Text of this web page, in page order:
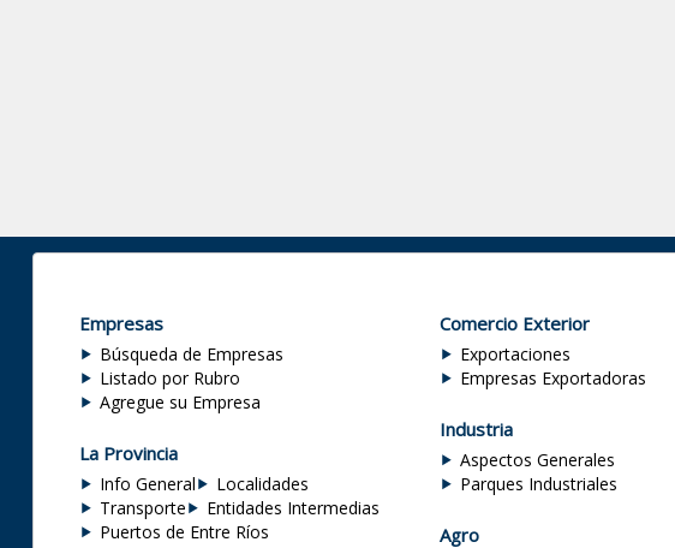
Empresas
Búsqueda de Empresas
Listado por Rubro
Agregue su Empresa
La Provincia
Info General
Localidades
Transporte
Entidades Intermedias
Puertos de Entre Ríos
Comercio Exterior
Exportaciones
Empresas Exportadoras
Industria
Aspectos Generales
Parques Industriales
Agro